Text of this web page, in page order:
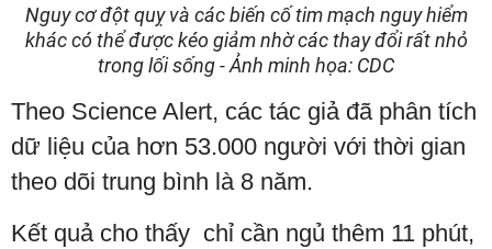
Nguy cơ đột quỵ và các biến cố tim mạch nguy hiểm
khác có thể được kéo giảm nhờ các thay đổi rất nhỏ
trong lối sống - Ảnh minh họa: CDC
Theo Science Alert, các tác giả đã phân tích
dữ liệu của hơn 53.000 người với thời gian
theo dõi trung bình là 8 năm.
Kết quả cho thấy chỉ cần ngủ thêm 11 phút,